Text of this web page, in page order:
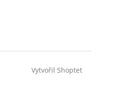
Vytvořil Shoptet